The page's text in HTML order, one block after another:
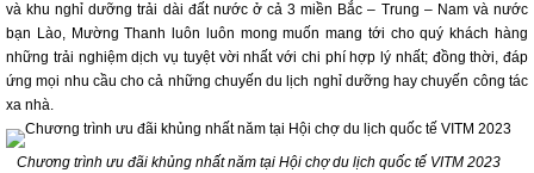
và khu nghỉ dưỡng trải dài đất nước ở cả 3 miền Bắc – Trung – Nam và nước
bạn Lào, Mường Thanh luôn luôn mong muốn mang tới cho quý khách hàng
những trải nghiệm dịch vụ tuyệt vời nhất với chi phí hợp lý nhất; đồng thời, đáp
ứng mọi nhu cầu cho cả những chuyến du lịch nghỉ dưỡng hay chuyến công tác
xa nhà.
Chương trình ưu đãi khủng nhất năm tại Hội chợ du lịch quốc tế VITM 2023